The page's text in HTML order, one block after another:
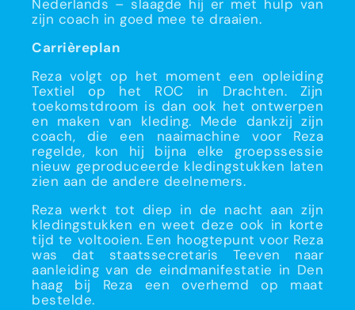
Nederlands – slaagde hij er met hulp van
zijn coach in goed mee te draaien.
Carrièreplan
Reza volgt op het moment een opleiding
Textiel op het ROC in Drachten. Zijn
toekomstdroom is dan ook het ontwerpen
en maken van kleding. Mede dankzij zijn
coach, die een naaimachine voor Reza
regelde, kon hij bijna elke groepssessie
nieuw geproduceerde kledingstukken laten
zien aan de andere deelnemers.
Reza werkt tot diep in de nacht aan zijn
kledingstukken en weet deze ook in korte
tijd te voltooien. Een hoogtepunt voor Reza
was dat staatssecretaris Teeven naar
aanleiding van de eindmanifestatie in Den
haag bij Reza een overhemd op maat
bestelde.